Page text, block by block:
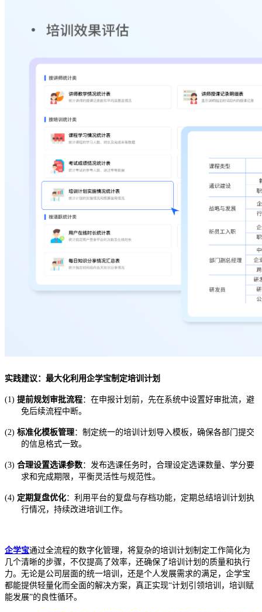
实践建议：最大化利用企学宝制定培训计划
(1) 提前规划审批流程：在申报计划前，先在系统中设置好审批流，避
免后续流程中断。
(2) 标准化模板管理：制定统一的培训计划导入模板，确保各部门提交
的信息格式一致。
(3) 合理设置选课参数：发布选课任务时，合理设定选课数量、学分要
求和完成期限，平衡灵活性与规范性。
(4) 定期复盘优化：利用平台的复盘与存档功能，定期总结培训计划执
行情况，持续改进培训工作。
企学宝通过全流程的数字化管理，将复杂的培训计划制定工作简化为
几个清晰的步骤，不仅提高了效率，还确保了培训计划的质量和执行
力。无论是公司层面的统一培训，还是个人发展需求的满足，企学宝
都能提供轻量化而全面的解决方案，真正实现“计划引领培训，培训赋
能发展”的良性循环。